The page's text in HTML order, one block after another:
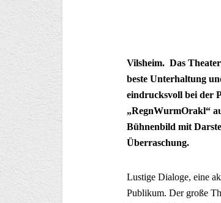
Vilsheim. Das
beste Unterhaltung
eindrucksvoll bei der
„RegnWurmOrakl“
Bühnenbild mit
Überraschung.
Lustige Dialoge, eine
Publikum. Der große